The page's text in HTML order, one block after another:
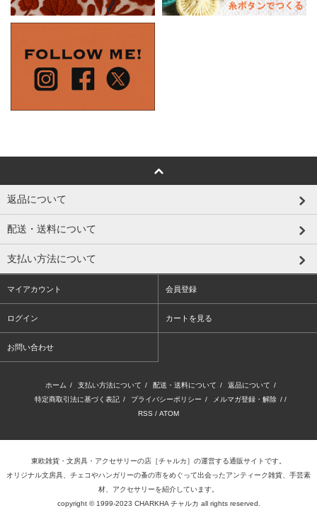
返品について
配送・送料について
支払い方法について
マイアカウント 会員登録
ログイン カートを見る
お問い合わせ
ホーム / 支払い方法について / 配送・送料について / 返品について /
特定商取引法に基づく表記 / プライバシーポリシー / メルマガ登録・解除 / /
RSS / ATOM
東欧雑貨・文房具・アクセサリーの店 ［チャルカ］ の運営する通販サイトです。
オリジナル文房具、チェコやハンガリーの蚤の市をめぐって出会ったアンティーク雑貨、手芸素
材、アクセサリーを紹介しています。
copyright © 1999-2023 CHARKHA チャルカ all rights reserved.